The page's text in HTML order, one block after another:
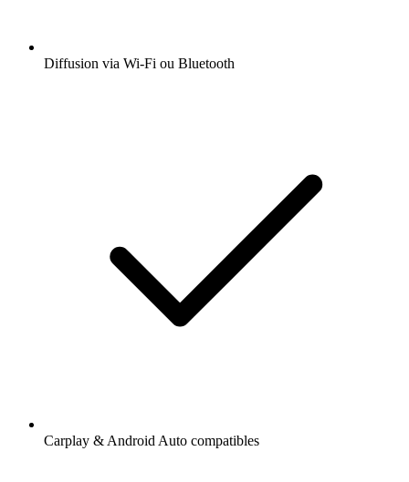
Diffusion via Wi-Fi ou Bluetooth
Carplay & Android Auto compatibles